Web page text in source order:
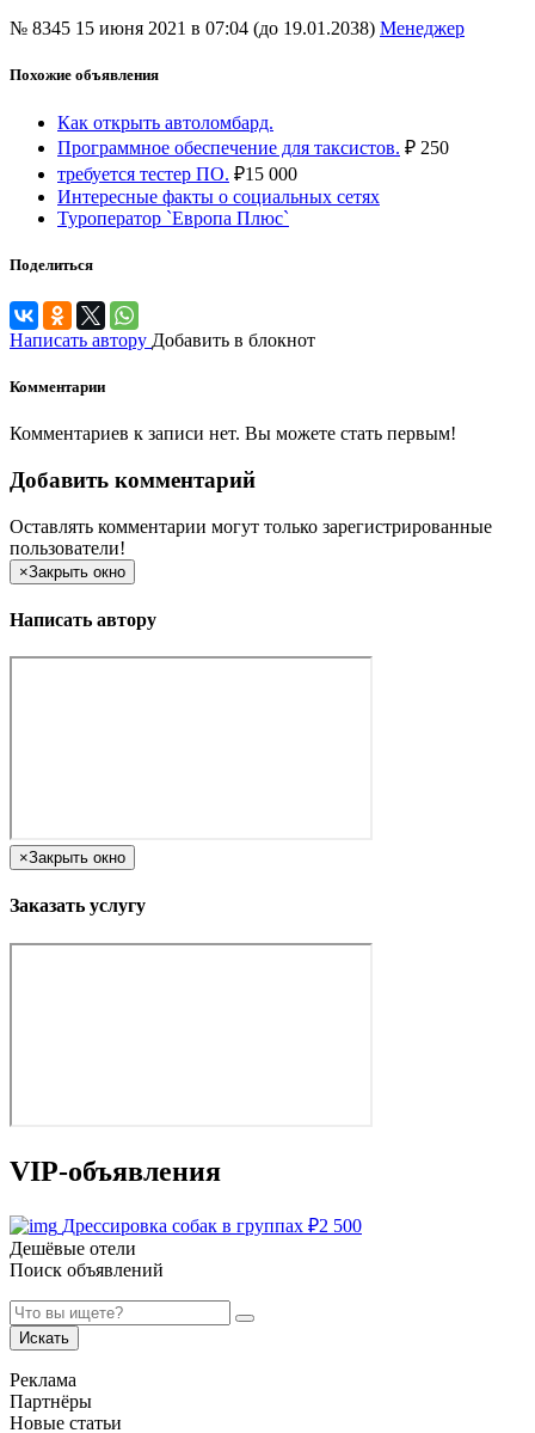
№ 8345 15 июня 2021 в 07:04 (до 19.01.2038) Менеджер
Похожие объявления
Как открыть автоломбард.
Программное обеспечение для таксистов. ₽ 250
требуется тестер ПО. ₽15 000
Интересные факты о социальных сетях
Туроператор `Европа Плюс`
Поделиться
Написать автору Добавить в блокнот
Комментарии
Комментариев к записи нет. Вы можете стать первым!
Добавить комментарий
Оставлять комментарии могут только зарегистрированные
пользователи!
×Закрыть окно
Написать автору
×Закрыть окно
Заказать услугу
VIP-объявления
Дрессировка собак в группах ₽2 500
Дешёвые отели
Поиск объявлений
Искать
Реклама
Партнёры
Новые статьи